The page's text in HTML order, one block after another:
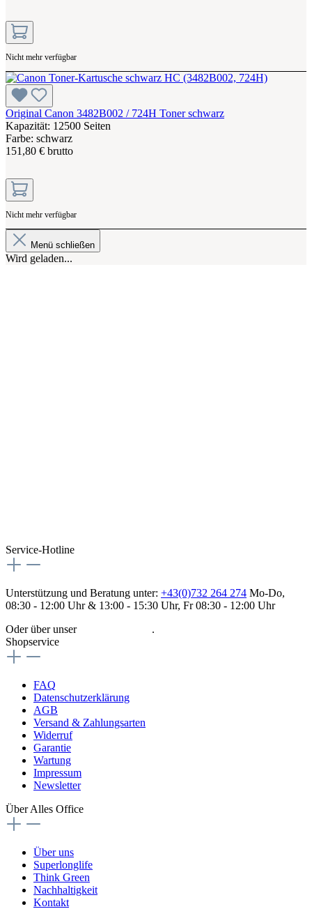
Nicht mehr verfügbar
Original Canon 3482B002 / 724H Toner schwarz
Kapazität: 12500 Seiten
Farbe: schwarz
151,80 € brutto
Nicht mehr verfügbar
Menü schließen
Wird geladen...
Service-Hotline
Unterstützung und Beratung unter: +43(0)732 264 274 Mo-Do,
08:30 - 12:00 Uhr & 13:00 - 15:30 Uhr, Fr 08:30 - 12:00 Uhr
Oder über unser
.
Shopservice
FAQ
Datenschutzerklärung
AGB
Versand & Zahlungsarten
Widerruf
Garantie
Wartung
Impressum
Newsletter
Über Alles Office
Über uns
Superlonglife
Think Green
Nachhaltigkeit
Kontakt